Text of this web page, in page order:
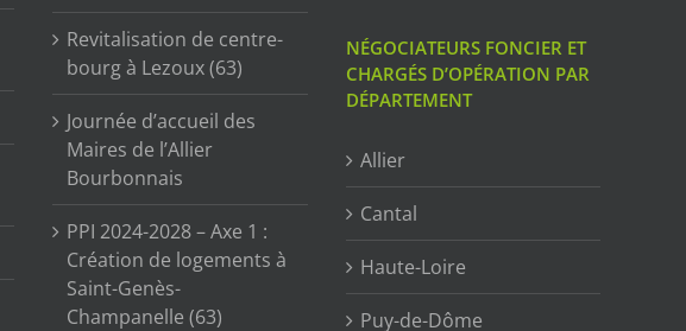
Revitalisation de centre-
bourg à Lezoux (63)
Journée d’accueil des
Maires de l’Allier
Bourbonnais
PPI 2024-2028 – Axe 1 :
Création de logements à
Saint-Genès-
Champanelle (63)
NÉGOCIATEURS FONCIER ET
CHARGÉS D’OPÉRATION PAR
DÉPARTEMENT
Allier
Cantal
Haute-Loire
Puy-de-Dôme